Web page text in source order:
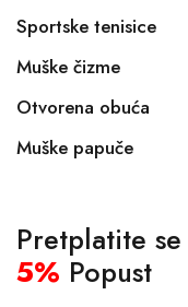
Sportske tenisice
Muške čizme
Otvorena obuća
Muške papuče
Pretplatite
5% Popust